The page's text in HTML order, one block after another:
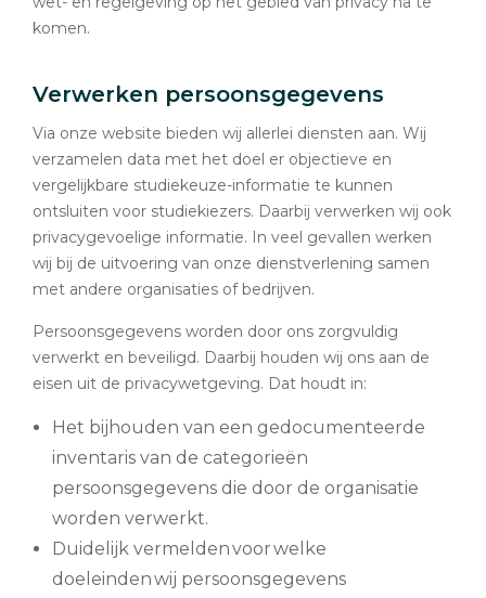
komen.
Verwerken persoonsgegevens
Via onze website bieden wij allerlei diensten aan. Wij
verzamelen data met het doel er objectieve en
vergelijkbare studiekeuze-informatie te kunnen
ontsluiten voor studiekiezers. Daarbij verwerken wij ook
privacygevoelige informatie. In veel gevallen werken
wij bij de uitvoering van onze dienstverlening samen
met andere organisaties of bedrijven.
Persoonsgegevens worden door ons zorgvuldig
verwerkt en beveiligd. Daarbij houden wij ons aan de
eisen uit de privacywetgeving. Dat houdt in:
Het bijhouden van een gedocumenteerde
inventaris van de categorieën
persoonsgegevens die door de organisatie
worden verwerkt.
Duidelijk vermelden voor welke
doeleinden wij persoonsgegevens